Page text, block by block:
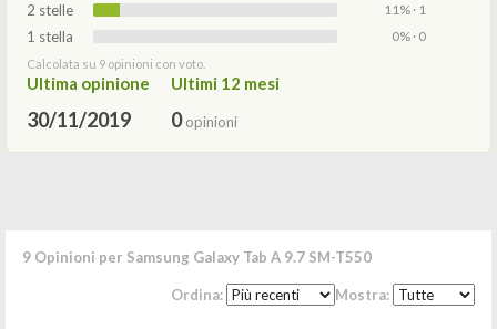
2 stelle 11% · 1
1 stella 0% · 0
Calcolata su 9 opinioni con voto.
Ultima opinione
30/11/2019
Ultimi 12 mesi
0opinioni
9 Opinioni per Samsung Galaxy Tab A 9.7 SM-T550
Ordina: Mostra: